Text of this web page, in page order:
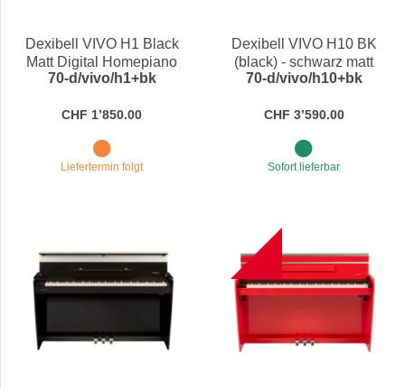
Dexibell VIVO H1 Black
Matt Digital Homepiano
70-d/vivo/h1+bk
CHF 1’850.00
Liefertermin folgt
Dexibell VIVO H10 BK
(black) - schwarz matt
70-d/vivo/h10+bk
CHF 3’590.00
Sofort lieferbar